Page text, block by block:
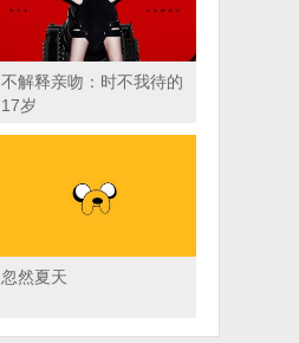
不解释亲吻：时不我待的
17岁
忽然夏天